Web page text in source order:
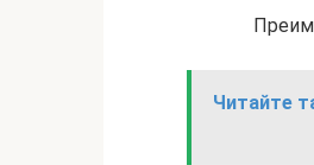
Читайте